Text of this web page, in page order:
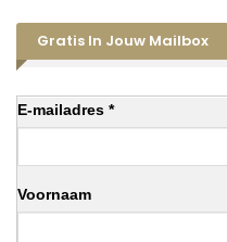
Gratis In Jouw Mailbox
E-mailadres *
Voornaam